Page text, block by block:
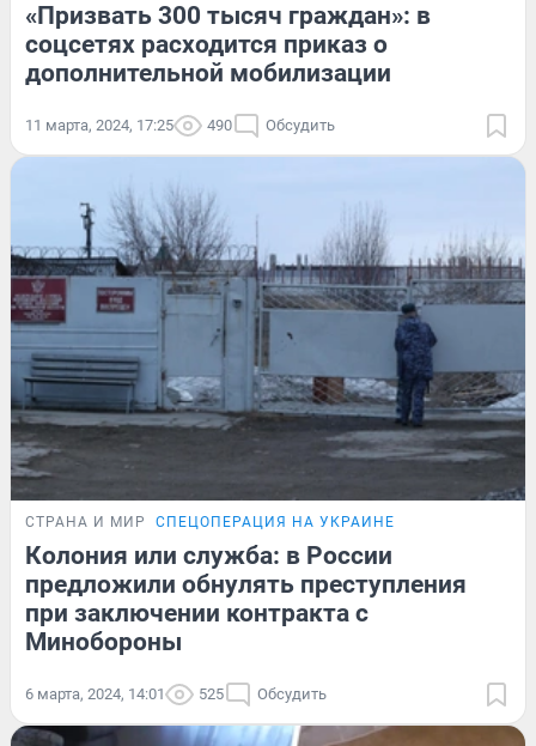
«Призвать 300 тысяч граждан»: в
соцсетях расходится приказ о
дополнительной мобилизации
11 марта, 2024, 17:25 490 Обсудить
СТРАНА И МИР СПЕЦОПЕРАЦИЯ НА УКРАИНЕ
Колония или служба: в России
предложили обнулять преступления
при заключении контракта с
Минобороны
6 марта, 2024, 14:01 525 Обсудить